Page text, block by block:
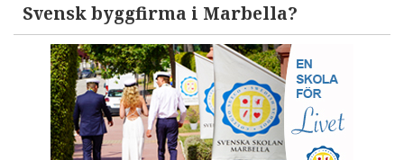
Svensk byggfirma i Marbella?